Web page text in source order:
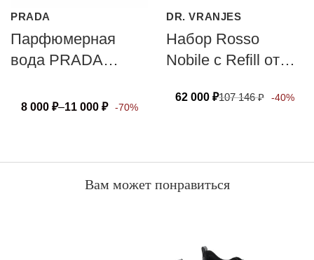
PRADA
Парфюмерная
вода PRADA
8 000 ₽–11 000 ₽ -70%
DR. VRANJES
Набор Rosso
Nobile с Refill от
FIRENZE 500 мл
62 000 ₽107 146₽ -40%
Вам может понравиться